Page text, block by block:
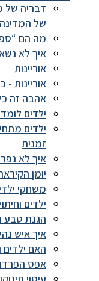
דבריה של
של
מה הם
איך לא
אוריינות
אוריינות -
אהבה זה
ילדים
ילדים
זמנית
איך לא
יומן
משחקי
ילדים
הגנת טבע
איך איש
האם
אפס